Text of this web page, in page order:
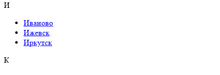
И
Иваново
Ижевск
Иркутск
К